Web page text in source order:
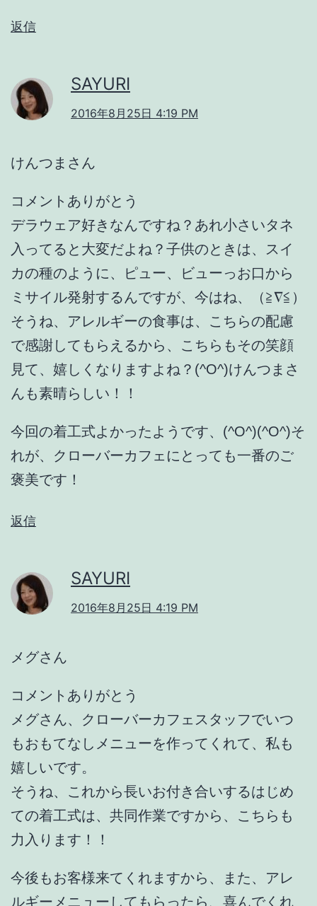
返信
SAYURI
2016年8月25日 4:19 PM
けんつまさん
コメントありがとう
デラウェア好きなんですね？あれ小さいタネ
入ってると大変だよね？子供のときは、スイ
カの種のように、ピュー、ビューっお口から
ミサイル発射するんですが、今はね、（≧∇≦）
そうね、アレルギーの食事は、こちらの配慮
で感謝してもらえるから、こちらもその笑顔
見て、嬉しくなりますよね？(^O^)けんつまさ
んも素晴らしい！！
今回の着工式よかったようです、(^O^)(^O^)そ
れが、クローバーカフェにとっても一番のご
褒美です！
返信
SAYURI
2016年8月25日 4:19 PM
メグさん
コメントありがとう
メグさん、クローバーカフェスタッフでいつ
もおもてなしメニューを作ってくれて、私も
嬉しいです。
そうね、これから長いお付き合いするはじめ
ての着工式は、共同作業ですから、こちらも
力入ります！！
今後もお客様来てくれますから、また、アレ
ルギーメニューしてもらったら、喜んでくれ